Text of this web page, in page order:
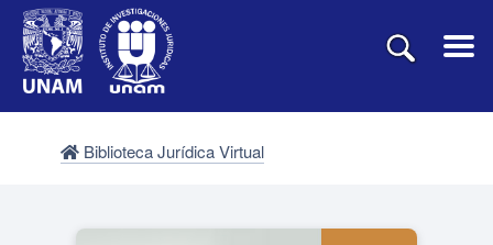
Biblioteca Jurídica Virtual